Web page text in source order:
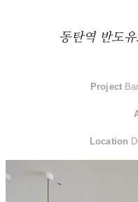
동탄역 반도
Project
Location